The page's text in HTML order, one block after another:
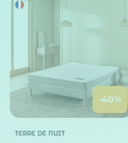
-40%
TERRE DE NUIT